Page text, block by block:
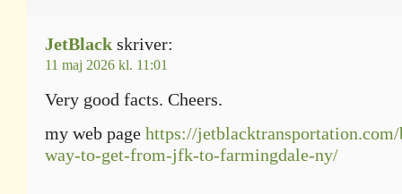
JetBlack skriver:
11 maj 2026 kl. 11:01
Very good facts. Cheers.
my web page https://jetblacktransportation.com/
way-to-get-from-jfk-to-farmingdale-ny/